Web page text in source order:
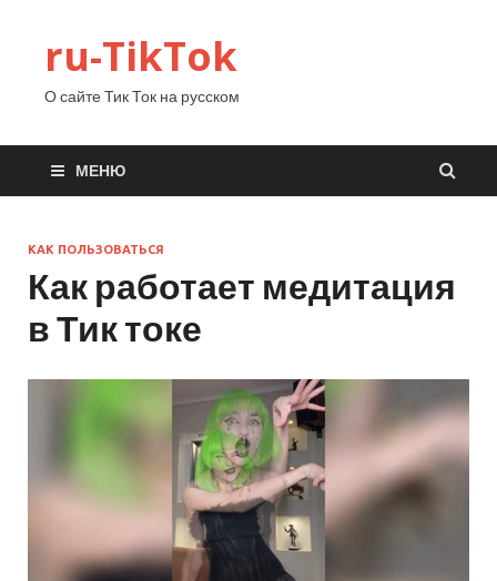
ru-TikTok
О сайте Тик Ток на русском
МЕНЮ
КАК ПОЛЬЗОВАТЬСЯ
Как работает медитация
в Тик токе